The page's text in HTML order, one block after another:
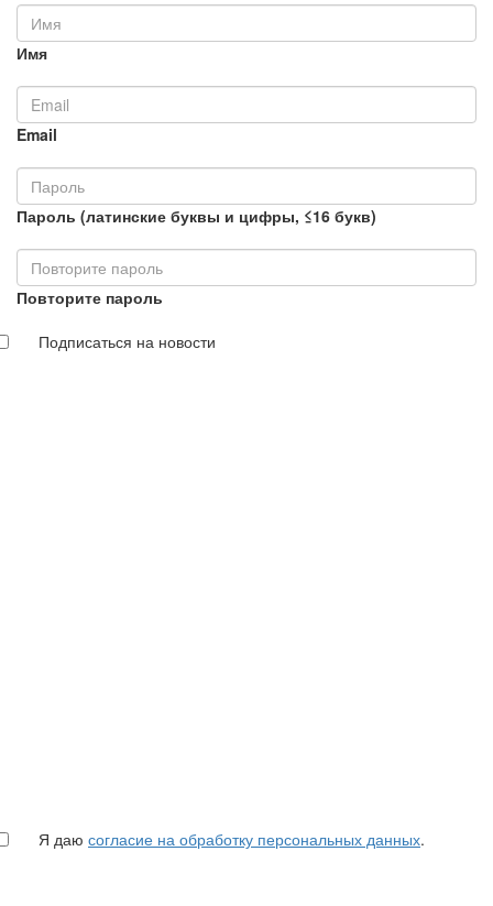
Имя
Email
Пароль (латинские буквы и цифры, ≤16 букв)
Повторите пароль
Подписаться на новости
Я даю согласие на обработку персональных данных.